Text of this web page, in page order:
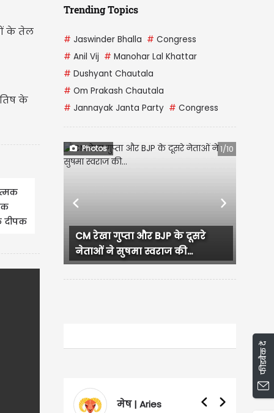
के तेल
के
दीपक
Trending Topics
# Jaswinder Bhalla # Congress
# Anil Vij # Manohar Lal Khattar
# Dushyant Chautala
# Om Prakash Chautala
# Jannayak Janta Party # Congress
Photos 1/10
लुधियाना में कांग्रेस कार्यक्रम दौरान
हंगामा, प्रदेश...
Previous Next
वृषभ | Taurus
फीडबैक दें